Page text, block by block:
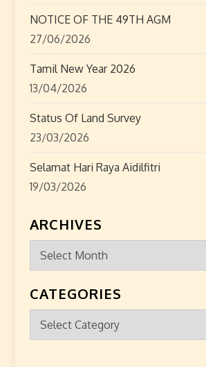
NOTICE OF THE 49TH AGM
27/06/2026
Tamil New Year 2026
13/04/2026
Status Of Land Survey
23/03/2026
Selamat Hari Raya Aidilfitri
19/03/2026
ARCHIVES
Archives
CATEGORIES
Categories